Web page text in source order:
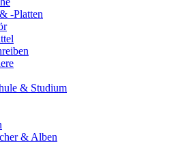
-Platten
& Studium
& Alben